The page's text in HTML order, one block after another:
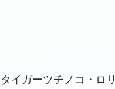
タイガーツチノコ・ロ